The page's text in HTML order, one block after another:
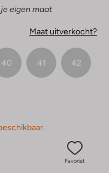
eigen maat
Maat uitverkocht?
40 41 42
Favoriet